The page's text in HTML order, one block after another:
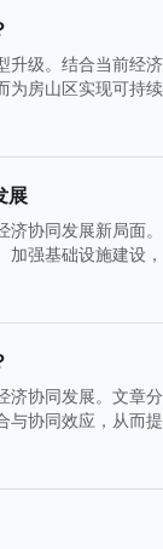
级。结合当前经
房山区实现可持
展
协同发展新局面
强基础设施建设
协同发展。文章
协同效应，从而